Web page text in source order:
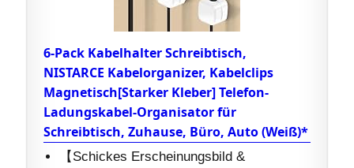
6-Pack Kabelhalter Schreibtisch,
NISTARCE Kabelorganizer, Kabelclips
Magnetisch[Starker Kleber] Telefon-
Ladungskabel-Organisator für
Schreibtisch, Zuhause, Büro, Auto (Weiß)*
【Schickes Erscheinungsbild &